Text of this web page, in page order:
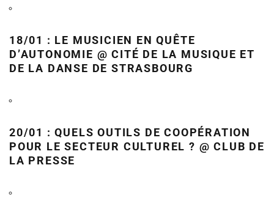
18/01 : LE MUSICIEN EN QUÊTE
D’AUTONOMIE @ CITÉ DE LA MUSIQUE ET
DE LA DANSE DE STRASBOURG
20/01 : QUELS OUTILS DE COOPÉRATION
POUR LE SECTEUR CULTUREL ? @ CLUB DE
LA PRESSE